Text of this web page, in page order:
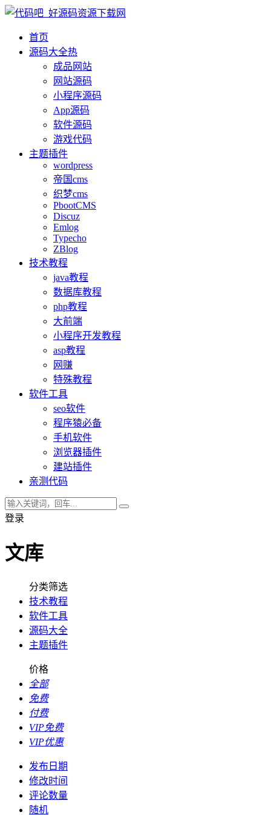
首页
源码大全热
成品网站
网站源码
小程序源码
App源码
软件源码
游戏代码
主题插件
wordpress
帝国cms
织梦cms
PbootCMS
Discuz
Emlog
Typecho
ZBlog
技术教程
java教程
数据库教程
php教程
大前端
小程序开发教程
asp教程
网赚
特殊教程
软件工具
seo软件
程序猿必备
手机软件
浏览器插件
建站插件
亲测代码
登录
文库
分类筛选
技术教程
软件工具
源码大全
主题插件
价格
全部
免费
付费
VIP免费
VIP优惠
发布日期
修改时间
评论数量
随机